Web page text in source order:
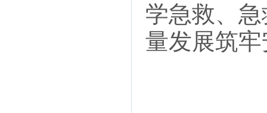
学急救、
量发展筑